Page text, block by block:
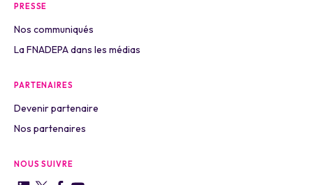
PRESSE
Nos communiqués
La FNADEPA dans les médias
PARTENAIRES
Devenir partenaire
Nos partenaires
NOUS SUIVRE